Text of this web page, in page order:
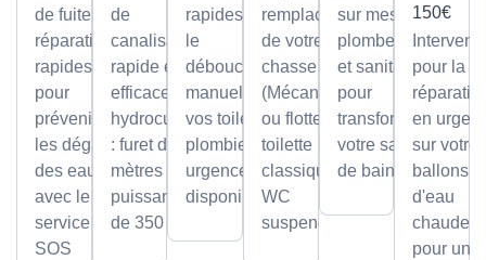
de fuite et
réparation
rapides
pour
prévenir
les dégâts
des eaux
avec le
service
SOS
de
canalisation
rapide et
efficace par
hydrocurage
: furet de 100
mètres et
puissance
de 350 bars.
rapides pour
le
débouchage
manuel de
vos toilettes,
plombier en
urgence
disponible.
remplacement
de votre
chasse d'eau
(Mécanisme
ou flotteur) sur
toilette
classique ou
WC
suspendu.
sur mesure
plomberie
et sanitaire
pour
transformer
votre salle
de bain.
150€
pour la
en
sur votre
ballons
d'eau
chaude,
pour un